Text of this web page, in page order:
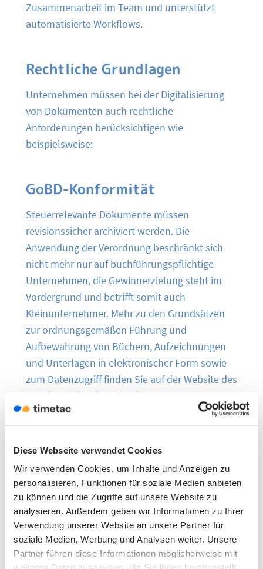
Diese Webseite verwendet Cookies
Wir verwenden Cookies, um Inhalte und Anzeigen zu
personalisieren, Funktionen für soziale Medien anbieten
zu können und die Zugriffe auf unsere Website zu
analysieren. Außerdem geben wir Informationen zu Ihrer
Verwendung unserer Website an unsere Partner für
soziale Medien, Werbung und Analysen weiter. Unsere
Partner führen diese Informationen möglicherweise mit
Zusammenarbeit im Team und unterstützt
automatisierte Workflows.
Rechtliche Grundlagen
Unternehmen müssen bei der Digitalisierung
von Dokumenten auch rechtliche
Anforderungen berücksichtigen wie
beispielsweise:
GoBD-Konformität
Steuerrelevante Dokumente müssen
revisionssicher archiviert werden. Die
Anwendung der Verordnung beschränkt sich
nicht mehr nur auf buchführungspflichtige
Unternehmen, die Gewinnerzielung steht im
Vordergrund und betrifft somit auch
Kleinunternehmer. Mehr zu den Grundsätzen
zur ordnungsgemäßen Führung und
Aufbewahrung von Büchern, Aufzeichnungen
und Unterlagen in elektronischer Form sowie
zum Datenzugriff finden Sie auf der Website des
Bundesministerium für Finanzen
Unternehmen müssen künftig elektronische
Rechnungen empfangen und verarbeiten
können.(Bundesministerium der Finanzen)
Datenschutz und
Datensicherheit